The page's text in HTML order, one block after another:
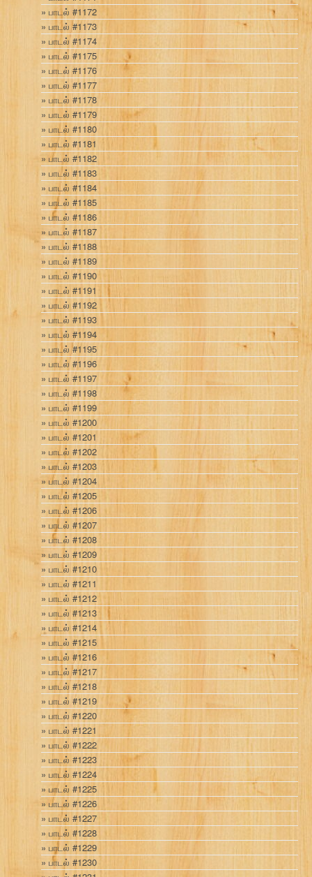
பாடல் #1172
பாடல் #1173
பாடல் #1174
பாடல் #1175
பாடல் #1176
பாடல் #1177
பாடல் #1178
பாடல் #1179
பாடல் #1180
பாடல் #1181
பாடல் #1182
பாடல் #1183
பாடல் #1184
பாடல் #1185
பாடல் #1186
பாடல் #1187
பாடல் #1188
பாடல் #1189
பாடல் #1190
பாடல் #1191
பாடல் #1192
பாடல் #1193
பாடல் #1194
பாடல் #1195
பாடல் #1196
பாடல் #1197
பாடல் #1198
பாடல் #1199
பாடல் #1200
பாடல் #1201
பாடல் #1202
பாடல் #1203
பாடல் #1204
பாடல் #1205
பாடல் #1206
பாடல் #1207
பாடல் #1208
பாடல் #1209
பாடல் #1210
பாடல் #1211
பாடல் #1212
பாடல் #1213
பாடல் #1214
பாடல் #1215
பாடல் #1216
பாடல் #1217
பாடல் #1218
பாடல் #1219
பாடல் #1220
பாடல் #1221
பாடல் #1222
பாடல் #1223
பாடல் #1224
பாடல் #1225
பாடல் #1226
பாடல் #1227
பாடல் #1228
பாடல் #1229
பாடல் #1230